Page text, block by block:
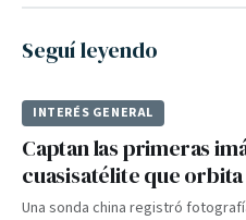
Seguí leyendo
INTERÉS GENERAL
Captan las primeras
cuasisatélite que
Una sonda china registró